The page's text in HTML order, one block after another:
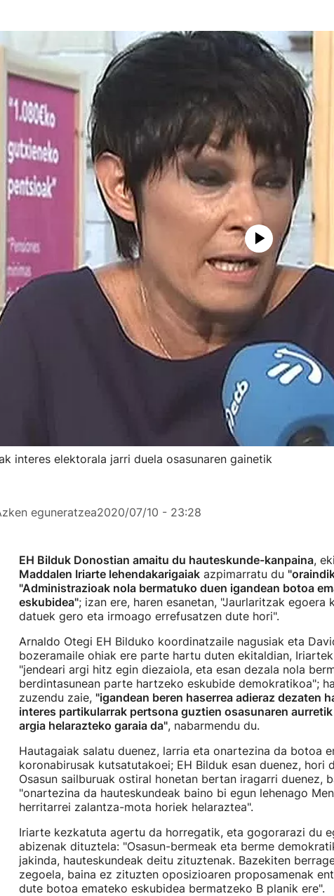
interes elektorala jarri duela osasunaren gainetik
eguneratzea2020/07/10 - 23:28
EH Bilduk Donostian amaitu du hauteskunde-kanpaina,
Maddalen Iriarte lehendakarigaiakazpimarratu du
"Administrazioak nola bermatuko duen igandean botoa
eskubidea"; izan ere, haren esanetan, "Jaurlaritzak egoera
datuek gero eta irmoago errefusatzen dute hori".
Arnaldo Otegi EH Bilduko koordinatzaile nagusiak eta
bozeramaile ohiak ere parte hartu duten ekitaldian,
"jendeari argi hitz egin diezaiola, eta esan dezala nola
berdintasunean parte hartzeko eskubide demokratikoa";
zuzendu zaie, "igandean beren haserrea adieraz dezaten
interes partikularrak pertsona guztien osasunaren
argia helarazteko garaia da", nabarmendu du.
Hautagaiak salatu duenez, larria eta onartezina da botoa
koronabirusak kutsatutakoei; EH Bilduk esan duenez, hori
Osasun sailburuak ostiral honetan bertan iragarri duenez,
"onartezina da hauteskundeak baino bi egun lehenago
herritarrei zalantza-mota horiek helaraztea".
Iriarte kezkatuta agertu da horregatik, eta gogorarazi du
abizenak dituztela: "Osasun-bermeak eta berme
jakinda, hauteskundeak deitu zituztenak. Bazekiten
zegoela, baina ez zituzten oposizioaren proposamenak
dute botoa emateko eskubidea bermatzeko B planik ere".